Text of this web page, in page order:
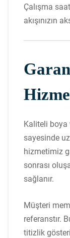
Çalışma
akışınızın
Kaliteli boya
sayesinde
hizmetimiz
sonrası
sağlanır.
Müşteri
referanstır.
titizlik